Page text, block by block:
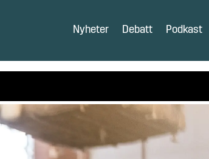
Nyheter Debatt Podkast